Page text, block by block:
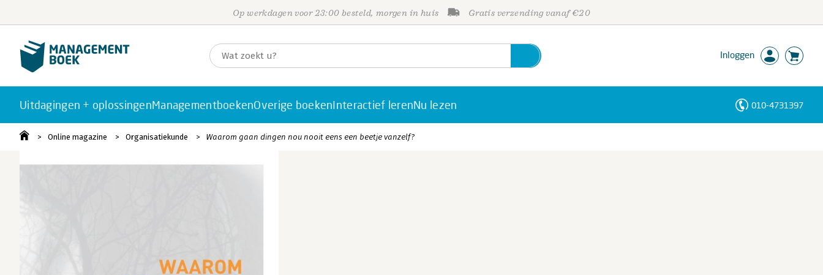
Op werkdagen voor 23:00 besteld, morgen in huis Gratis verzending vanaf €20
Inloggen
Uitdagingen + oplossingenManagementboekenOverige boekenInteractief lerenNu lezen 010-4731397
Online magazine Organisatiekunde Waarom gaan dingen nou nooit eens een beetje vanzelf?
Personen